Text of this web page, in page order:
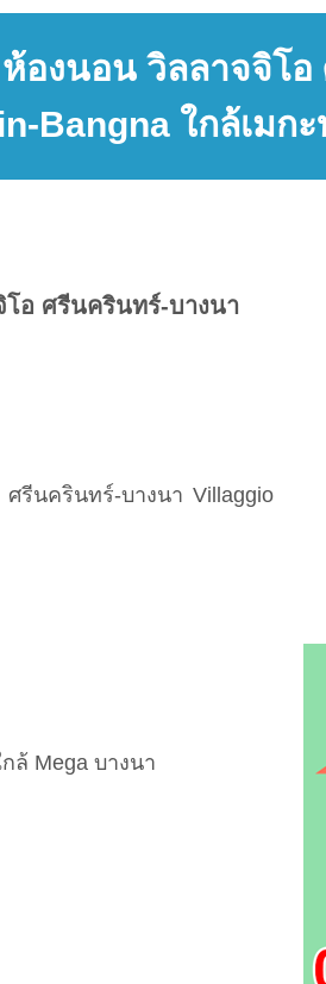
องนอน วิลลาจจิโ
Bangna ใกล้เมก
โอ ศรีนครินทร์-บางนา
รีนครินทร์-บางนา Villaggio
ล้ Mega บางนา